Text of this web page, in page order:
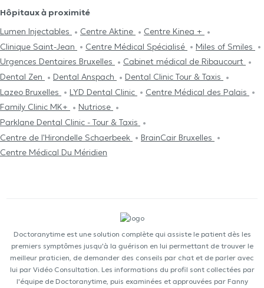
Hôpitaux à proximité
Lumen Injectables
Centre Aktine
Centre Kinea +
Clinique Saint-Jean
Centre Médical Spécialisé
Miles of Smiles
Urgences Dentaires Bruxelles
Cabinet médical de Ribaucourt
Dental Zen
Dental Anspach
Dental Clinic Tour & Taxis
Lazeo Bruxelles
LYD Dental Clinic
Centre Médical des Palais
Family Clinic MK+
Nutriose
Parklane Dental Clinic - Tour & Taxis
Centre de l'Hirondelle Schaerbeek
BrainCair Bruxelles
Centre Médical Du Méridien
Doctoranytime est une solution complète qui assiste le patient dès les
premiers symptômes jusqu'à la guérison en lui permettant de trouver le
meilleur praticien, de demander des conseils par chat et de parler avec
lui par Vidéo Consultation. Les informations du profil sont collectées par
l'équipe de Doctoranytime, puis examinées et approuvées par Fanny